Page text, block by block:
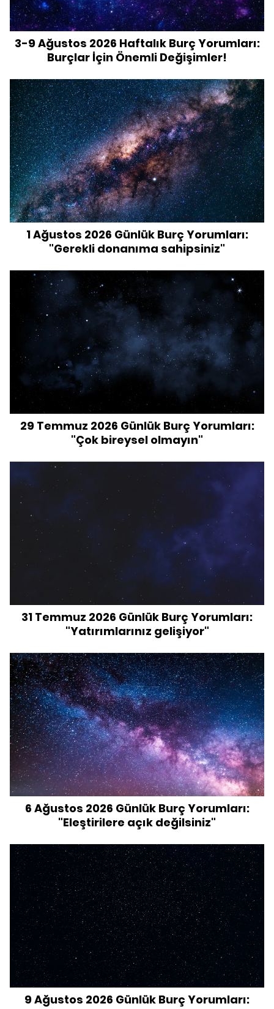
3-9 Ağustos 2026 Haftalık Burç Yorumları:
Burçlar İçin Önemli Değişimler!
1 Ağustos 2026 Günlük Burç Yorumları:
"Gerekli donanıma sahipsiniz"
29 Temmuz 2026 Günlük Burç Yorumları:
"Çok bireysel olmayın"
31 Temmuz 2026 Günlük Burç Yorumları:
"Yatırımlarınız gelişiyor"
6 Ağustos 2026 Günlük Burç Yorumları:
"Eleştirilere açık değilsiniz"
9 Ağustos 2026 Günlük Burç Yorumları: